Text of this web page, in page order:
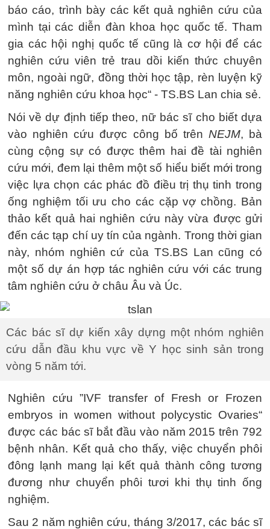
báo cáo, trình bày các kết quả nghiên cứu của
mình tại các diễn đàn khoa học quốc tế. Tham
gia các hội nghị quốc tế cũng là cơ hội để các
nghiên cứu viên trẻ trau dồi kiến thức chuyên
môn, ngoài ngữ, đồng thời học tập, rèn luyện kỹ
năng nghiên cứu khoa học“ - TS.BS Lan chia sẻ.
Nói về dự định tiếp theo, nữ bác sĩ cho biết dựa
vào nghiên cứu được công bố trên NEJM, bà
cùng cộng sự có được thêm hai đề tài nghiên
cứu mới, đem lại thêm một số hiểu biết mới trong
việc lựa chọn các phác đồ điều trị thụ tinh trong
ống nghiệm tối ưu cho các cặp vợ chồng. Bản
thảo kết quả hai nghiên cứu này vừa được gửi
đến các tạp chí uy tín của ngành. Trong thời gian
này, nhóm nghiên cứ của TS.BS Lan cũng có
một số dự án hợp tác nghiên cứu với các trung
tâm nghiên cứu ở châu Âu và Úc.
Các bác sĩ dự kiến xây dựng một nhóm nghiên
cứu dẫn đầu khu vực về Y học sinh sản trong
vòng 5 năm tới.
Nghiên cứu ”IVF transfer of Fresh or Frozen
embryos in women without polycystic Ovaries“
được các bác sĩ bắt đầu vào năm 2015 trên 792
bệnh nhân. Kết quả cho thấy, việc chuyển phôi
đông lạnh mang lại kết quả thành công tương
đương như chuyển phôi tươi khi thụ tinh ống
nghiệm.
Sau 2 năm nghiên cứu, tháng 3/2017, các bác sĩ